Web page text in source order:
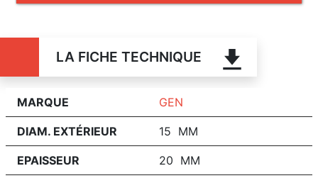
LA FICHE TECHNIQUE
MARQUE GEN
DIAM. EXTÉRIEUR 15 MM
EPAISSEUR 20 MM